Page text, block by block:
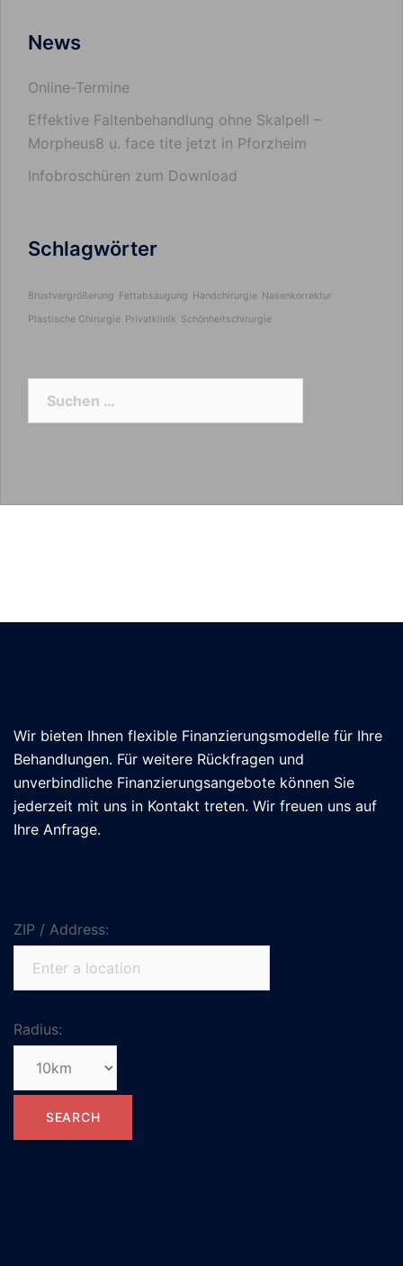
News
Online-Termine
Effektive Faltenbehandlung ohne Skalpell –
Morpheus8 u. face tite jetzt in Pforzheim
Infobroschüren zum Download
Schlagwörter
Brustvergrößerung Fettabsaugung Handchirurgie Nasenkorrektur
Plastische Chirurgie Privatklinik Schönheitschirurgie
nach:
Wir bieten Ihnen flexible Finanzierungsmodelle für Ihre
Behandlungen. Für weitere Rückfragen und
unverbindliche Finanzierungsangebote können Sie
jederzeit mit uns in Kontakt treten. Wir freuen uns auf
Ihre Anfrage.
ZIP / Address:
Radius: